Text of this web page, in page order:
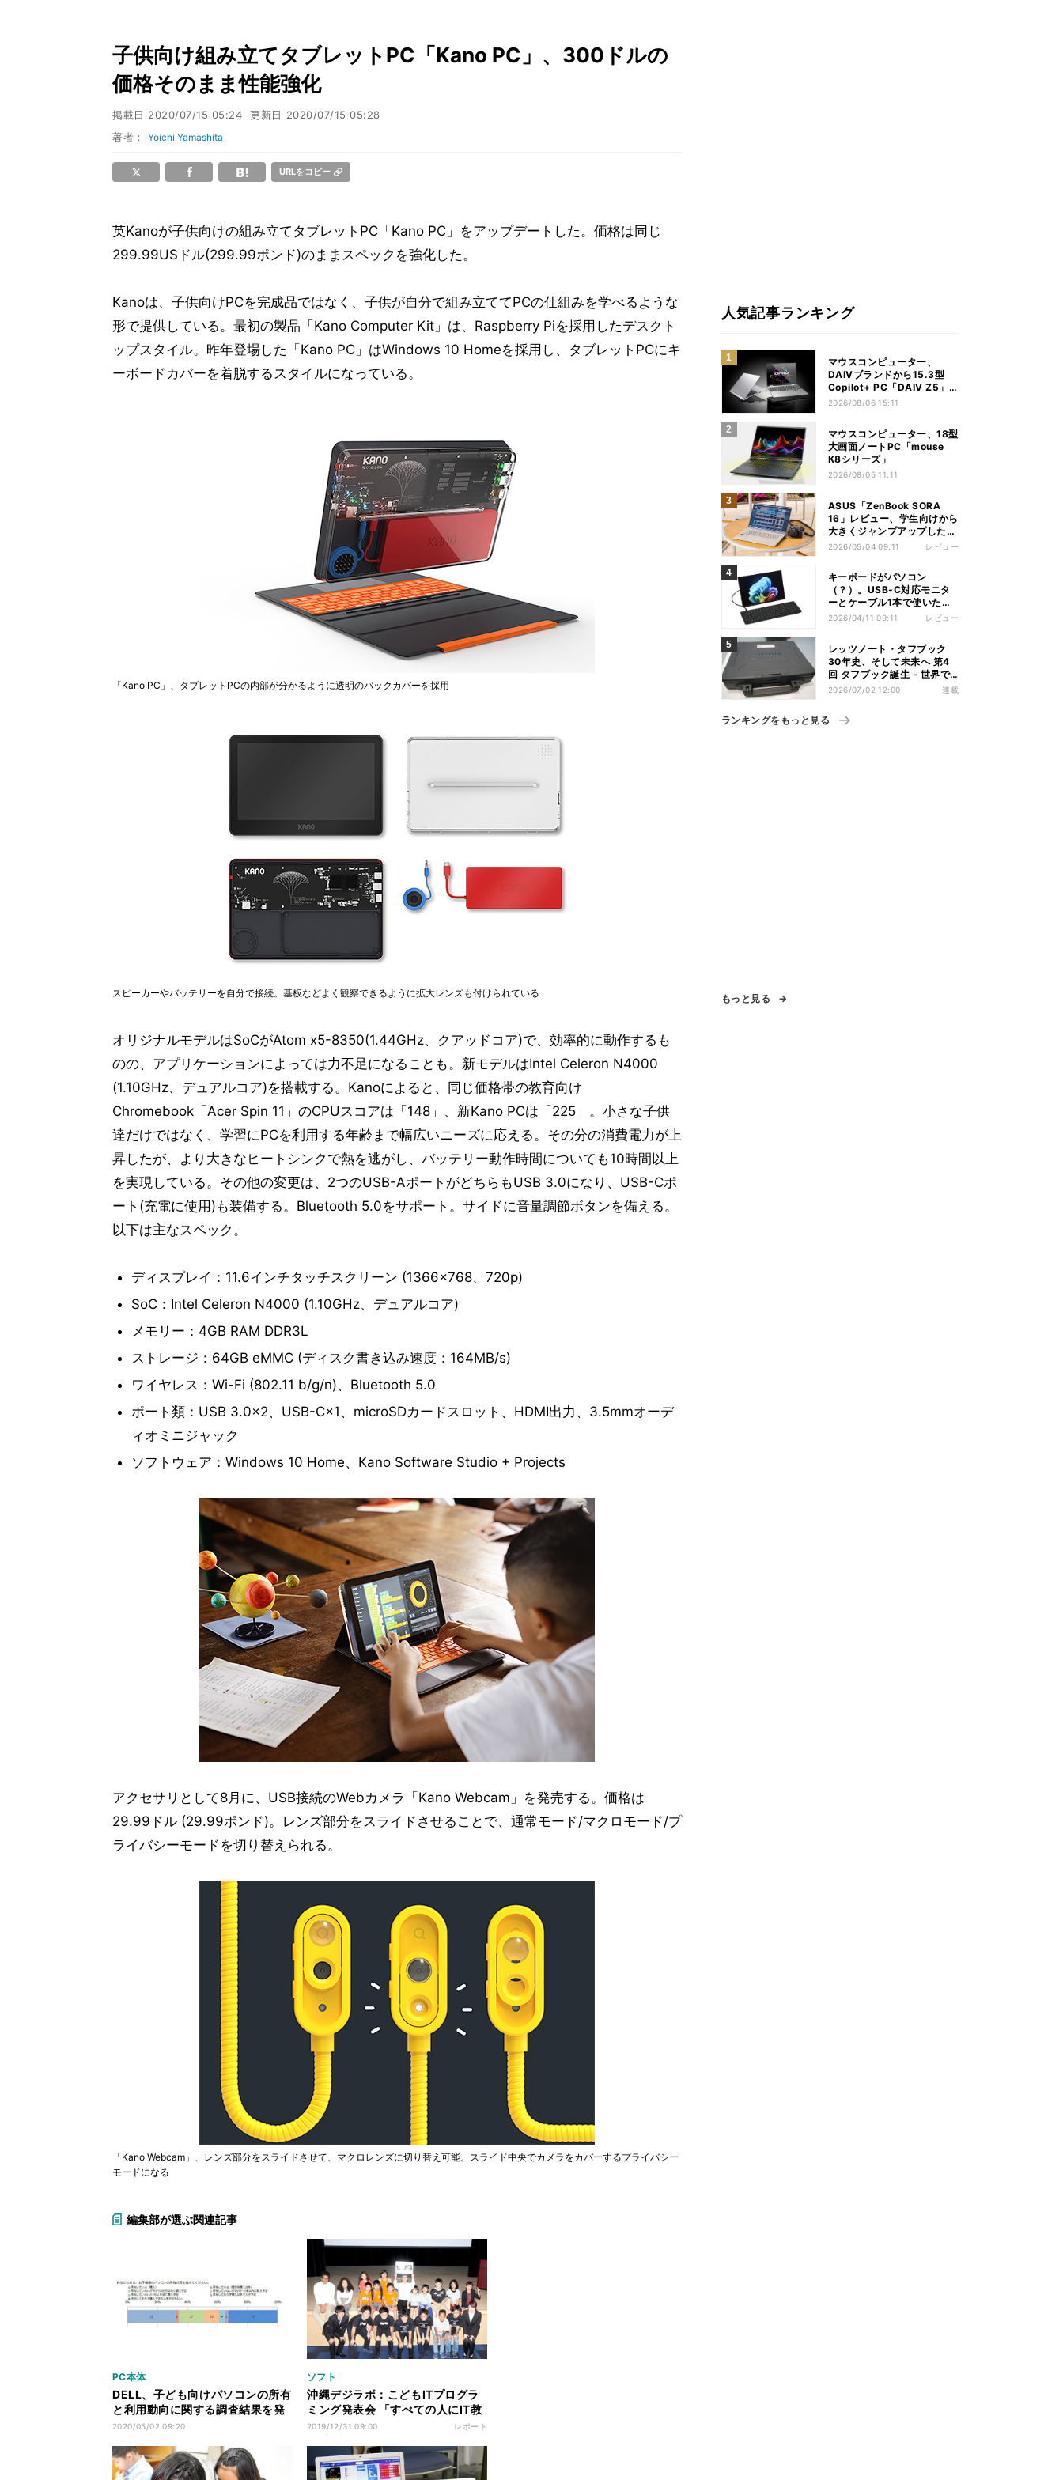
子供向け組み立てタブレットPC「Kano PC」、300ドルの
価格そのまま性能強化
掲載日 2020/07/15 05:24 更新日 2020/07/15 05:28
著者：Yoichi Yamashita
URLをコピー
英Kanoが子供向けの組み立てタブレットPC「Kano PC」をアップデートした。価格は同じ
299.99USドル(299.99ポンド)のままスペックを強化した。
Kanoは、子供向けPCを完成品ではなく、子供が自分で組み立ててPCの仕組みを学べるような
形で提供している。最初の製品「Kano Computer Kit」は、Raspberry Piを採用したデスクト
ップスタイル。昨年登場した「Kano PC」はWindows 10 Homeを採用し、タブレットPCにキ
ーボードカバーを着脱するスタイルになっている。
「Kano PC」、タブレットPCの内部が分かるように透明のバックカバーを採用
スピーカーやバッテリーを自分で接続。基板などよく観察できるように拡大レンズも付けられている
オリジナルモデルはSoCがAtom x5-8350(1.44GHz、クアッドコア)で、効率的に動作するも
のの、アプリケーションによっては力不足になることも。新モデルはIntel Celeron N4000
(1.10GHz、デュアルコア)を搭載する。Kanoによると、同じ価格帯の教育向け
Chromebook「Acer Spin 11」のCPUスコアは「148」、新Kano PCは「225」。小さな子供
達だけではなく、学習にPCを利用する年齢まで幅広いニーズに応える。その分の消費電力が上
昇したが、より大きなヒートシンクで熱を逃がし、バッテリー動作時間についても10時間以上
を実現している。その他の変更は、2つのUSB-AポートがどちらもUSB 3.0になり、USB-Cポ
ート(充電に使用)も装備する。Bluetooth 5.0をサポート。サイドに音量調節ボタンを備える。
以下は主なスペック。
ディスプレイ：11.6インチタッチスクリーン (1366×768、720p)
SoC：Intel Celeron N4000 (1.10GHz、デュアルコア)
メモリー：4GB RAM DDR3L
ストレージ：64GB eMMC (ディスク書き込み速度：164MB/s)
ワイヤレス：Wi-Fi (802.11 b/g/n)、Bluetooth 5.0
ポート類：USB 3.0×2、USB-C×1、microSDカードスロット、HDMI出力、3.5mmオーデ
ィオミニジャック
ソフトウェア：Windows 10 Home、Kano Software Studio + Projects
アクセサリとして8月に、USB接続のWebカメラ「Kano Webcam」を発売する。価格は
29.99ドル (29.99ポンド)。レンズ部分をスライドさせることで、通常モード/マクロモード/プ
ライバシーモードを切り替えられる。
「Kano Webcam」、レンズ部分をスライドさせて、マクロレンズに切り替え可能。スライド中央でカメラをカバーするプライバシー
モードになる
編集部が選ぶ関連記事
PC本体
DELL、子ども向けパソコンの所有
と利用動向に関する調査結果を発
表
2020/05/02 09:20
ソフト
沖縄デジラボ：こどもITプログラ
ミング発表会 「すべての人にIT教
育を」の思い
2019/12/31 09:00 レポート
人気記事ランキング
マウスコンピューター、
DAIVブランドから15.3型
Copilot+ PC「DAIV Z5」
発売
2026/08/06 15:11
マウスコンピューター、18型
大画面ノートPC「mouse
K8シリーズ」
2026/08/05 11:11
ASUS「ZenBook SORA
16」レビュー、学生向けから
大きくジャンプアップした
Snapdragon X2 Elite
2026/05/04 09:11 レビュー
キーボードがパソコン
（？）。USB-C対応モニタ
ーとケーブル1本で使いたい
HP「EliteBoard G1a」レビ
2026/04/11 09:11 レビュー
レッツノート・タフブック
30年史、そして未来へ 第4
回 タフブック誕生 - 世界で
評価される「堅牢な道具」、
2026/07/02 12:00 連載
ランキングをもっと見る
もっと見る